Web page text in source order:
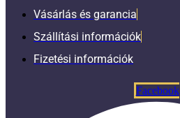
Vásárlás és garancia
Szállítási információk
Fizetési információk
Facebook